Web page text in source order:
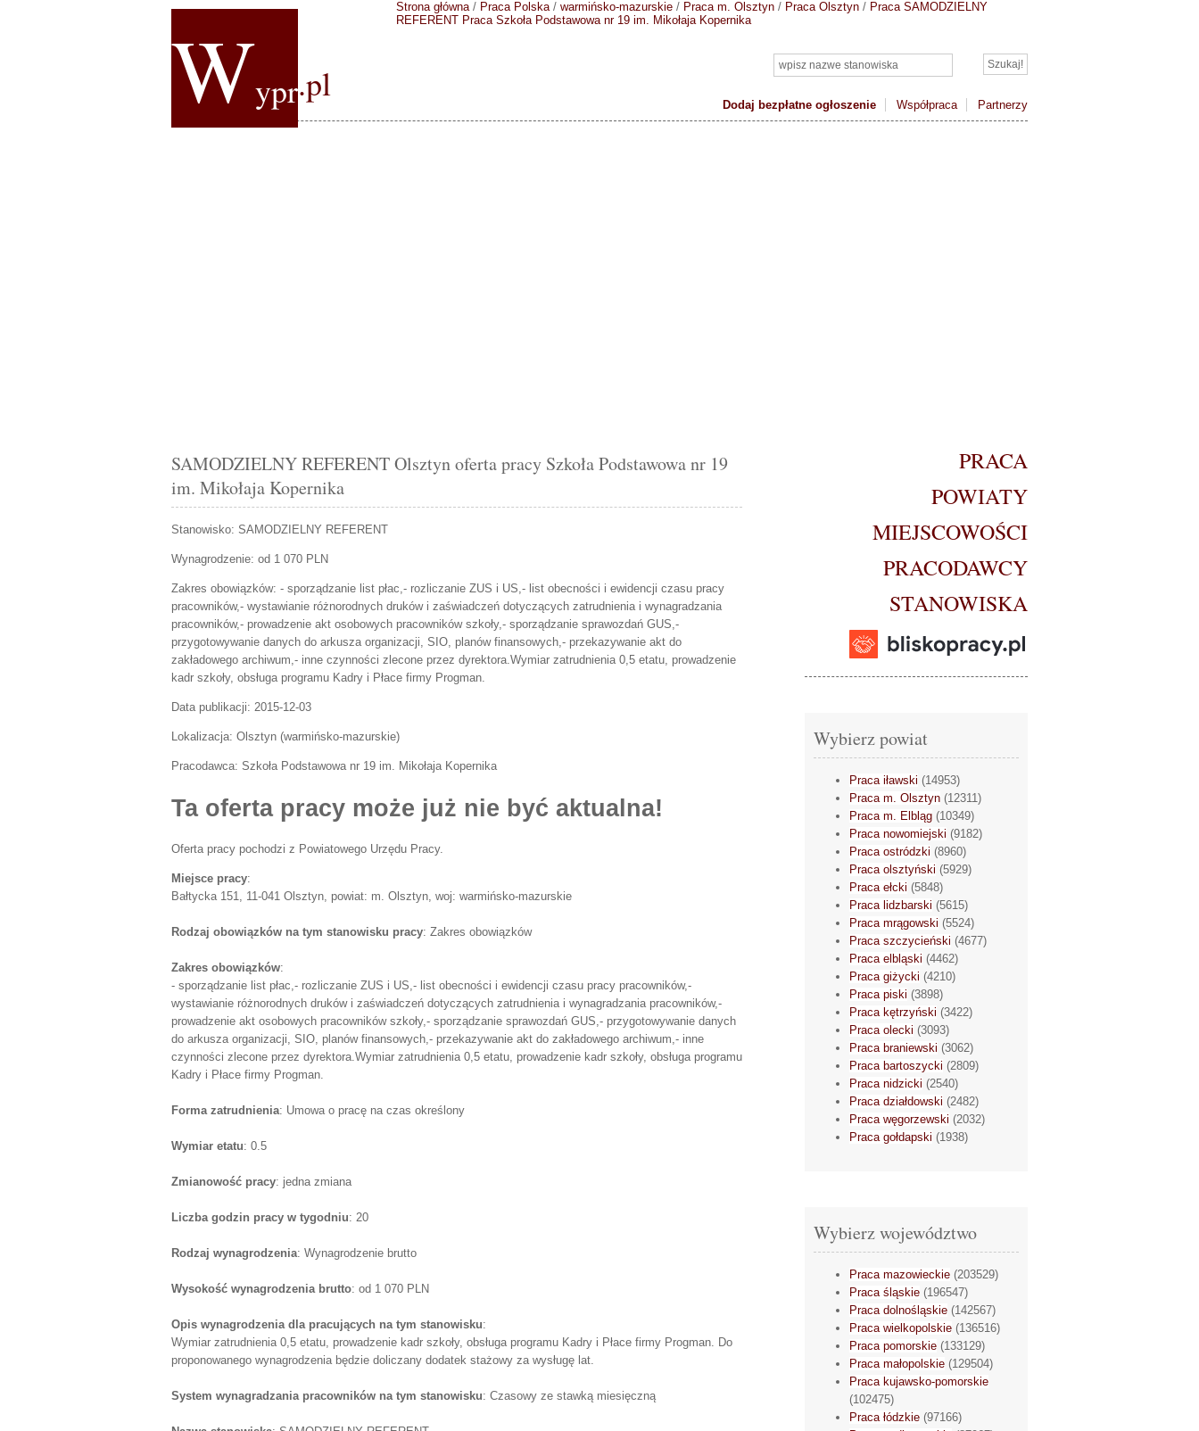
Wypr.pl
Dodaj bezpłatne ogłoszenie Współpraca Partnerzy
Strona główna/ Praca Polska/ warmińsko-mazurskie / Praca m. Olsztyn / Praca Olsztyn / Praca SAMODZIELNY
REFERENT Praca Szkoła Podstawowa nr 19 im. Mikołaja Kopernika
SAMODZIELNY REFERENT Olsztyn oferta pracy Szkoła Podstawowa nr 19
im. Mikołaja Kopernika
Stanowisko: SAMODZIELNY REFERENT
Wynagrodzenie: od 1 070 PLN
Zakres obowiązków: - sporządzanie list płac,- rozliczanie ZUS i US,- list obecności i ewidencji czasu pracy
pracowników,- wystawianie różnorodnych druków i zaświadczeń dotyczących zatrudnienia i wynagradzania
pracowników,- prowadzenie akt osobowych pracowników szkoły,- sporządzanie sprawozdań GUS,-
przygotowywanie danych do arkusza organizacji, SIO, planów finansowych,- przekazywanie akt do
zakładowego archiwum,- inne czynności zlecone przez dyrektora.Wymiar zatrudnienia 0,5 etatu, prowadzenie
kadr szkoły, obsługa programu Kadry i Płace firmy Progman.
Data publikacji: 2015-12-03
Lokalizacja: Olsztyn (warmińsko-mazurskie)
Pracodawca: Szkoła Podstawowa nr 19 im. Mikołaja Kopernika
Ta oferta pracy może już nie być aktualna!
Oferta pracy pochodzi z Powiatowego Urzędu Pracy.
Miejsce pracy:
Bałtycka 151, 11-041 Olsztyn, powiat: m. Olsztyn, woj: warmińsko-mazurskie
Rodzaj obowiązków na tym stanowisku pracy: Zakres obowiązków
Zakres obowiązków:
- sporządzanie list płac,- rozliczanie ZUS i US,- list obecności i ewidencji czasu pracy pracowników,-
wystawianie różnorodnych druków i zaświadczeń dotyczących zatrudnienia i wynagradzania pracowników,-
prowadzenie akt osobowych pracowników szkoły,- sporządzanie sprawozdań GUS,- przygotowywanie danych
do arkusza organizacji, SIO, planów finansowych,- przekazywanie akt do zakładowego archiwum,- inne
czynności zlecone przez dyrektora.Wymiar zatrudnienia 0,5 etatu, prowadzenie kadr szkoły, obsługa programu
Kadry i Płace firmy Progman.
Forma zatrudnienia: Umowa o pracę na czas określony
Wymiar etatu: 0.5
Zmianowość pracy: jedna zmiana
Liczba godzin pracy w tygodniu: 20
Rodzaj wynagrodzenia: Wynagrodzenie brutto
Wysokość wynagrodzenia brutto: od 1 070 PLN
Opis wynagrodzenia dla pracujących na tym stanowisku:
Wymiar zatrudnienia 0,5 etatu, prowadzenie kadr szkoły, obsługa programu Kadry i Płace firmy Progman. Do
proponowanego wynagrodzenia będzie doliczany dodatek stażowy za wysługę lat.
System wynagradzania pracowników na tym stanowisku: Czasowy ze stawką miesięczną
PRACA
POWIATY
MIEJSCOWOŚCI
PRACODAWCY
STANOWISKA
Wybierz powiat
Praca iławski (14953)
Praca m. Olsztyn (12311)
Praca m. Elbląg (10349)
Praca nowomiejski (9182)
Praca ostródzki (8960)
Praca olsztyński (5929)
Praca ełcki (5848)
Praca lidzbarski (5615)
Praca mrągowski (5524)
Praca szczycieński (4677)
Praca elbląski (4462)
Praca giżycki (4210)
Praca piski (3898)
Praca kętrzyński (3422)
Praca olecki (3093)
Praca braniewski (3062)
Praca bartoszycki (2809)
Praca nidzicki (2540)
Praca działdowski (2482)
Praca węgorzewski (2032)
Praca gołdapski (1938)
Wybierz województwo
Praca mazowieckie (203529)
Praca śląskie (196547)
Praca dolnośląskie (142567)
Praca wielkopolskie (136516)
Praca pomorskie (133129)
Praca małopolskie (129504)
Praca kujawsko-pomorskie
(102475)
Praca łódzkie (97166)